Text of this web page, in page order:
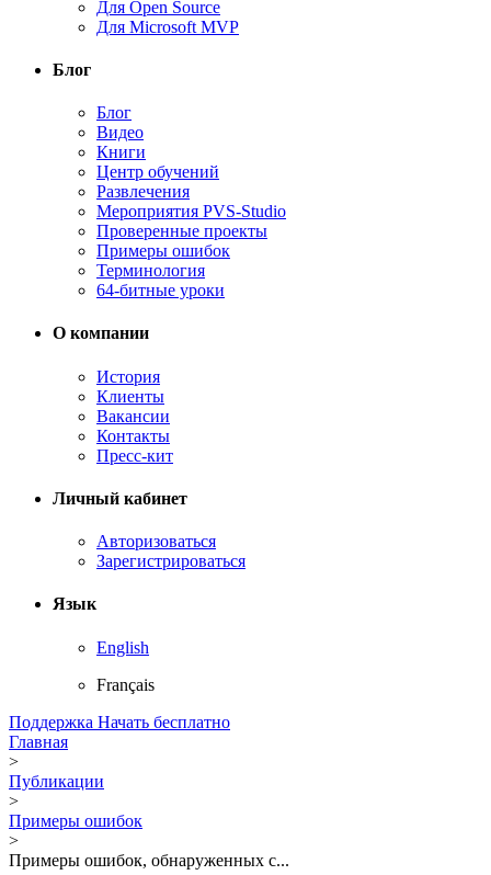
Для Open Source
Для Microsoft MVP
Блог
Блог
Видео
Книги
Центр обучений
Развлечения
Мероприятия PVS-Studio
Проверенные проекты
Примеры ошибок
Терминология
64-битные уроки
О компании
История
Клиенты
Вакансии
Контакты
Пресс-кит
Личный кабинет
Авторизоваться
Зарегистрироваться
Язык
English
Français
Поддержка Начать бесплатно
Главная
>
Публикации
>
Примеры ошибок
>
Примеры ошибок, обнаруженных с...